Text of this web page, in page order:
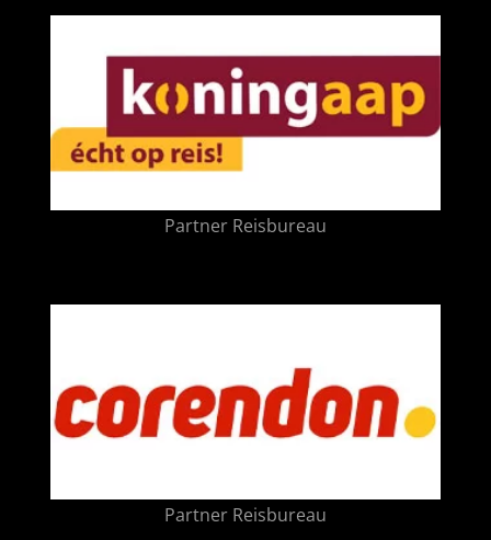
Partner Reisbureau
Partner Reisbureau